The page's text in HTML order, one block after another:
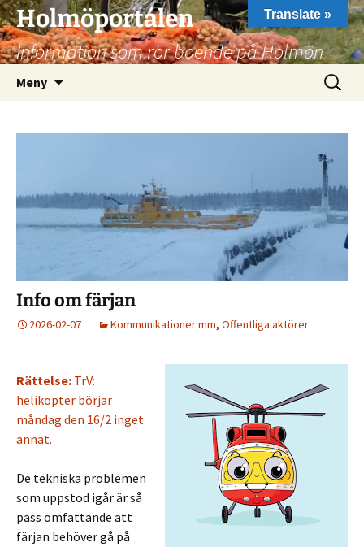
Hoppa
till
innehåll
Holmöportalen
Information som rör boende på Holmön
Meny
Sök
efter:
Info om färjan
2026-02-07 Kommunikationer mm, Offentliga aktörer
Rättelse: TrV:
helikopter börjar
måndag den 16/2 inget
annat.
De tekniska problemen
som uppstod igår är så
pass omfattande att
färjan behöver gå på
Translate »